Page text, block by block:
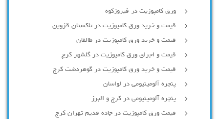
ورق کامپوزیت در فیروزکوه
قیمت و خرید ورق کامپوزیت در تاکستان قزوین
قیمت و خرید ورق کامپوزیت در طالقان
قیمت و اجرای ورق کامپوزیت در گلشهر کرج
قیمت و خرید ورق کامپوزیت در گوهردشت کرج
پنجره آلومینیومی در لواسان
پنجره آلومینیومی در کرج و البرز
قیمت ورق کامپوزیت در جاده قدیم تهران کرج